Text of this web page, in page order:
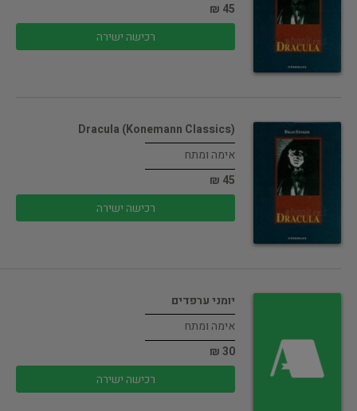
45 ₪
רכישה ישירה
(Dracula (Konemann Classics
אימה ומתח
45 ₪
רכישה ישירה
יומני ערפדים
אימה ומתח
30 ₪
רכישה ישירה